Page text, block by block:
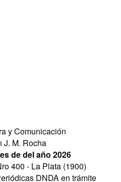
y Comunicación
J. M. Rocha
de del año 2026
400 - La Plata (1900)
DNDA en trámite